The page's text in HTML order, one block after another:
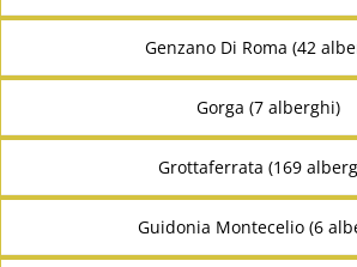
Genzano Di Roma (42
Gorga (7 alberghi)
Grottaferrata (169
Guidonia Montecelio (6